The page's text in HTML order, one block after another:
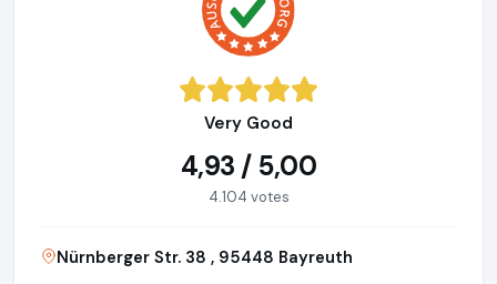
Very Good
4,93 / 5,00
4.104 votes
Nürnberger Str. 38 , 95448 Bayreuth